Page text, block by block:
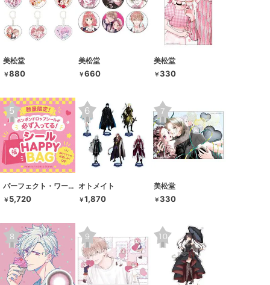
美松堂
￥880
美松堂
￥660
美松堂
￥330
パーフェクト・ワールド・トーキョー
￥ 5,720
オトメイト
￥1,870
美松堂
￥330